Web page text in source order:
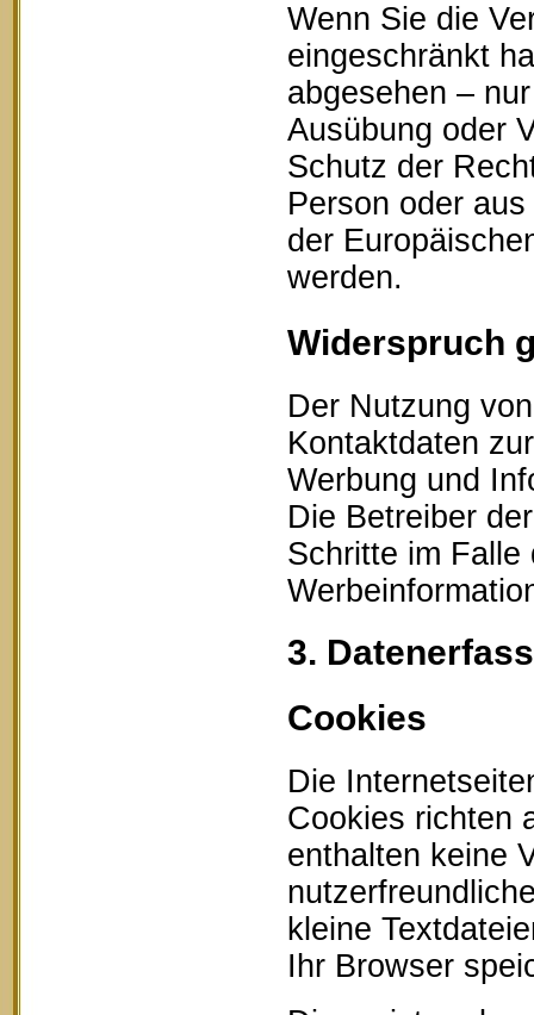
Wenn Sie die
eingeschränkt
abgesehen –
Ausübung oder
Schutz der
Person oder
der
werden.
Widerspruch
Der Nutzung
Kontaktdaten
Werbung und
Die Betreiber
Schritte im Falle
3.
Cookies
Die
Cookies richten
enthalten keine
kleine
Ihr Browser